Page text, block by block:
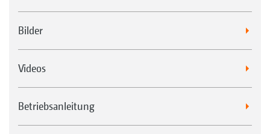
Bilder
Videos
Betriebsanleitung